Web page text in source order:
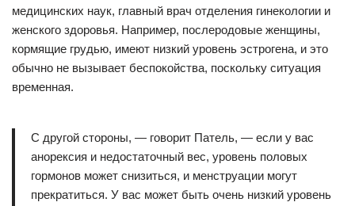
медицинских наук, главный врач отделения гинекологии и
женского здоровья. Например, послеродовые женщины,
кормящие грудью, имеют низкий уровень эстрогена, и это
обычно не вызывает беспокойства, поскольку ситуация
временная.
С другой стороны, — говорит Патель, — если у вас
анорексия и недостаточный вес, уровень половых
гормонов может снизиться, и менструации могут
прекратиться. У вас может быть очень низкий уровень